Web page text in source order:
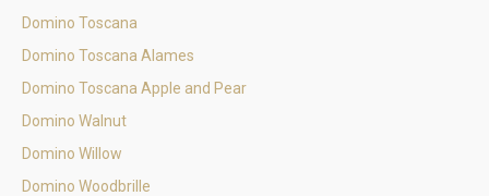
Domino Toscana
Domino Toscana Alames
Domino Toscana Apple and Pear
Domino Walnut
Domino Willow
Domino Woodbrille